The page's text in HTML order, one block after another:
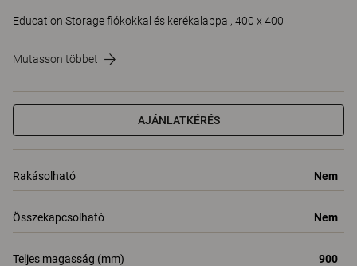
Education Storage fiókokkal és kerékalappal, 400 x 400
Mutasson többet
AJÁNLATKÉRÉS
Rakásolható Nem
Összekapcsolható Nem
Teljes magasság (mm) 900